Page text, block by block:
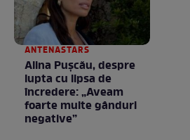
ANTENASTARS
Alina Pușcău, despre
lupta cu lipsa de
încredere: „Aveam
foarte multe gânduri
negative”